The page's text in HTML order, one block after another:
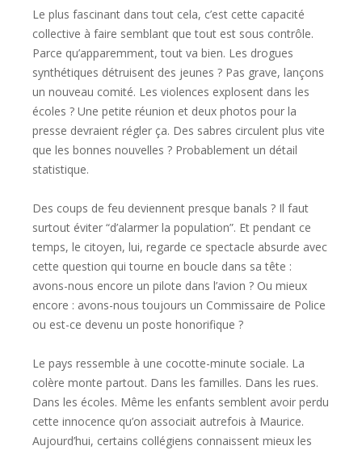
Le plus fascinant dans tout cela, c’est cette capacité
collective à faire semblant que tout est sous contrôle.
Parce qu’apparemment, tout va bien. Les drogues
synthétiques détruisent des jeunes ? Pas grave, lançons
un nouveau comité. Les violences explosent dans les
écoles ? Une petite réunion et deux photos pour la
presse devraient régler ça. Des sabres circulent plus vite
que les bonnes nouvelles ? Probablement un détail
statistique.
Des coups de feu deviennent presque banals ? Il faut
surtout éviter “d’alarmer la population”. Et pendant ce
temps, le citoyen, lui, regarde ce spectacle absurde avec
cette question qui tourne en boucle dans sa tête :
avons-nous encore un pilote dans l’avion ? Ou mieux
encore : avons-nous toujours un Commissaire de Police
ou est-ce devenu un poste honorifique ?
Le pays ressemble à une cocotte-minute sociale. La
colère monte partout. Dans les familles. Dans les rues.
Dans les écoles. Même les enfants semblent avoir perdu
cette innocence qu’on associait autrefois à Maurice.
Aujourd’hui, certains collégiens connaissent mieux les